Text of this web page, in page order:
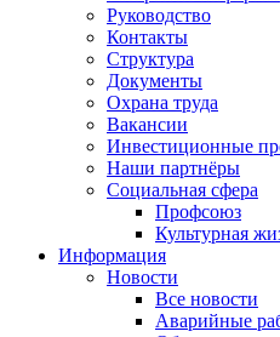
Руководство
Контакты
Структура
Документы
Охрана труда
Вакансии
Инвестиционные
Наши партнёры
Социальная сфера
Профсоюз
Культурная
Информация
Новости
Все новости
Аварийные